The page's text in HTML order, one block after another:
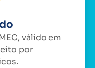
válido em
por